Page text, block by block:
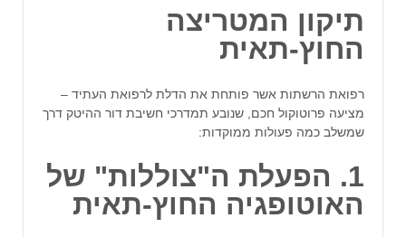
תיקון המטריצה
החוץ-תאית
רפואת הרשתות אשר פותחת את הדלת לרפואת העתיד –
מציעה פרוטוקול חכם, שנובע תמדרכי חשיבת דור ההיטק דרך
שמשלב כמה פעולות ממוקדות:
1. הפעלת ה"צוללות" של
האוטופגיה החוץ-תאית